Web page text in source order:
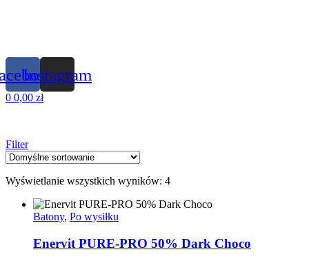
Instagram
0 0,00 zł
Filter
Wyświetlanie wszystkich wyników: 4
Batony, Po wysiłku
Enervit PURE-PRO 50% Dark Choco